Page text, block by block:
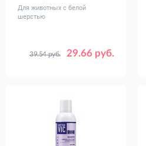
Для животных с белой
шерстью
29.66 руб.
39.54 руб.